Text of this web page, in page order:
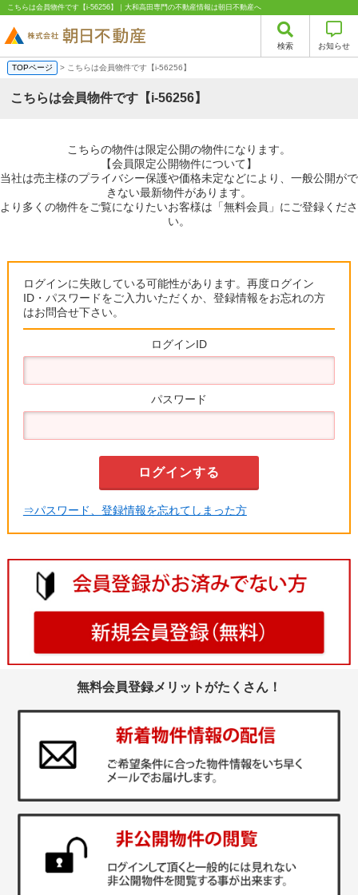
こちらは会員物件です【i-56256】｜大和高田専門の不動産情報は朝日不動産へ
検索 お知らせ
TOPページ > こちらは会員物件です【i-56256】
こちらは会員物件です【i-56256】
こちらの物件は限定公開の物件になります。
【会員限定公開物件について】
当社は売主様のプライバシー保護や価格未定などにより、一般公開がで
きない最新物件があります。
より多くの物件をご覧になりたいお客様は「無料会員」にご登録くださ
い。
ログインに失敗している可能性があります。再度ログイン
ID・パスワードをご入力いただくか、登録情報をお忘れの方
はお問合せ下さい。
ログインID
パスワード
⇒パスワード、登録情報を忘れてしまった方
無料会員登録メリットがたくさん！